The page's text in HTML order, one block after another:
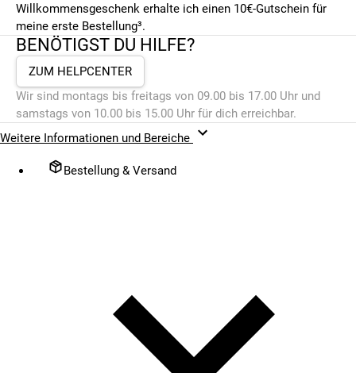
Willkommensgeschenk erhalte ich einen 10€-Gutschein für
meine erste Bestellung³.
BENÖTIGST DU HILFE?
ZUM HELPCENTER
Wir sind montags bis freitags von 09.00 bis 17.00 Uhr und
samstags von 10.00 bis 15.00 Uhr für dich erreichbar.
Weitere Informationen und Bereiche
Bestellung & Versand